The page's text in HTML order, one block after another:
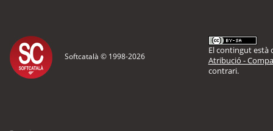
Softcatalà © 1998-2026
El contingut està
Atribució -
contrari.